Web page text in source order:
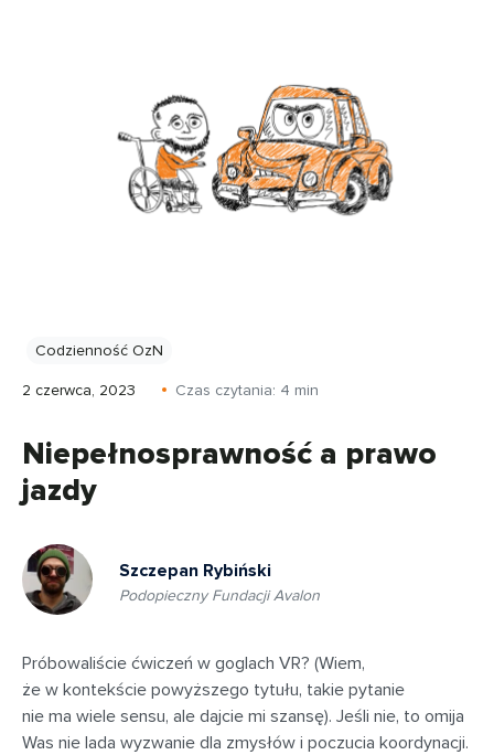
Codzienność OzN
2 czerwca, 2023 Czas czytania: 4 min
Niepełnosprawność a prawo
jazdy
Szczepan Rybiński
Podopieczny Fundacji Avalon
Próbowaliście ćwiczeń w goglach VR? (Wiem,
że w kontekście powyższego tytułu, takie pytanie
nie ma wiele sensu, ale dajcie mi szansę). Jeśli nie, to omija
Was nie lada wyzwanie dla zmysłów i poczucia koordynacji.